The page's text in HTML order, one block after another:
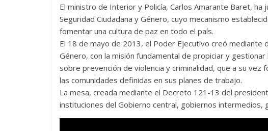
El ministro de Interior y Policía, Carlos Amarante Baret,
Seguridad Ciudadana y Género, cuyo mecanismo
fomentar una cultura de paz en todo el país.
El 18 de mayo de 2013, el Poder Ejecutivo creó mediante
Género, con la misión fundamental de propiciar y
sobre prevención de violencia y criminalidad, que a su
las comunidades definidas en sus planes de trabajo.
La mesa, creada mediante el Decreto 121-13 del
instituciones del Gobierno central, gobiernos intermedios,